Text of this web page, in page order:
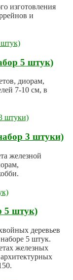
изготовления
и
5 штук)
диорам,
7-10 см, в
3 штуки)
железной
5 штук)
деревьев
5 штук.
железных